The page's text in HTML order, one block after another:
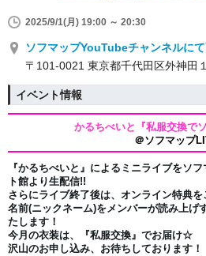
2025/9/1(月) 19:00 ～ 20:30
ソフマップYouTubeチャンネルに
〒101-0021 東京都千代田区外神田
イベント情報
かるちべいと
『私服交換で
＠ソフマップ
『かるちべいと』によるミニライブをソ
ト館より生配信!!
さらにライブ終了後は、オンライン特典
名前(ニックネーム)をメンバーが読み上げ
たします！
今月の衣装は、『私服交換』でお届け☆
沢山のお申し込み、お待ちしております！